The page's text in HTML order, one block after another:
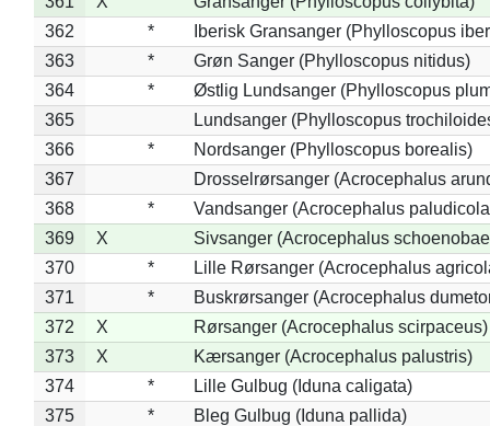
362
*
Iberisk Gransanger (Phylloscopus
363
*
Grøn Sanger (Phylloscopus nitidus)
364
*
Østlig Lundsanger (Phylloscopus
365
Lundsanger (Phylloscopus
366
*
Nordsanger (Phylloscopus borealis)
367
Drosselrørsanger (Acrocephalus
368
*
Vandsanger (Acrocephalus
369
X
Sivsanger (Acrocephalus
370
*
Lille Rørsanger (Acrocephalus
371
*
Buskrørsanger (Acrocephalus
372
X
Rørsanger (Acrocephalus scirpaceus)
373
X
Kærsanger (Acrocephalus palustris)
374
*
Lille Gulbug (Iduna caligata)
375
*
Bleg Gulbug (Iduna pallida)